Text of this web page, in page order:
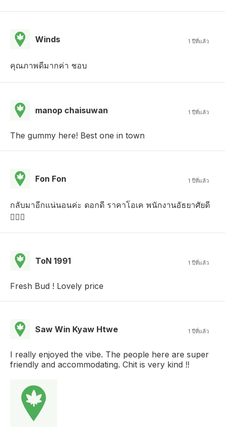
Winds 1 ปีที่แล้ว
คุณภาพดีมากค่า ชอบ
manop chaisuwan 1 ปีที่แล้ว
The gummy here! Best one in town
Fon Fon 1 ปีที่แล้ว
กลับมาอีกแน่นอนค่ะ ดอกดี ราคาโอเค พนักงานอัธยาศัยดี

ToN 1991 1 ปีที่แล้ว
Fresh Bud ! Lovely price
Saw Win Kyaw Htwe 1 ปีที่แล้ว
I really enjoyed the vibe. The people here are super
friendly and accommodating. Chit is very kind !!